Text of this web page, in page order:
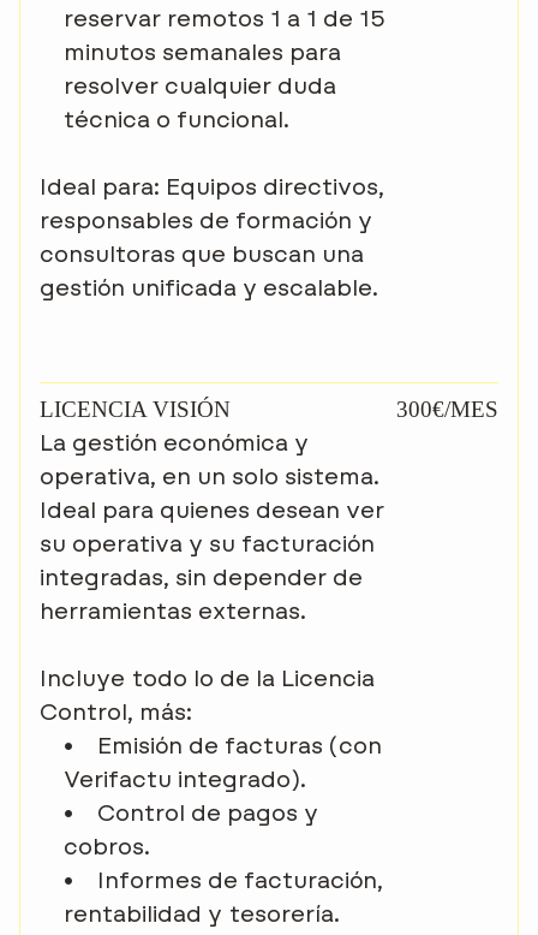
reservar remotos 1 a 1 de 15
minutos semanales para
resolver cualquier duda
técnica o funcional.
Ideal para: Equipos directivos,
responsables de formación y
consultoras que buscan una
gestión unificada y escalable.
LICENCIA VISIÓN
La gestión económica y
operativa, en un solo sistema.
Ideal para quienes desean ver
su operativa y su facturación
integradas, sin depender de
herramientas externas.
Incluye todo lo de la Licencia
Control, más:
•
Emisión de facturas (con
Verifactu integrado).
•
Control de pagos y
cobros.
•
Informes de facturación,
rentabilidad y tesorería.
300€/MES